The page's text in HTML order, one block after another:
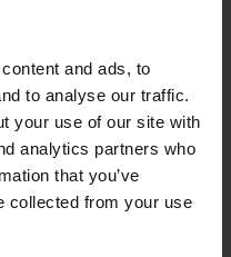
and ads, to
to analyse our traffic.
your use of our site with
analytics partners who
that you’ve
collected from your use